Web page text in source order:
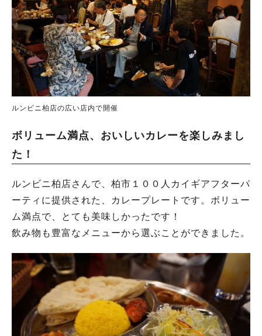
ルンビニ柏店の広い店内で開催
ボリューム満点、おいしいカレーを楽しみまし
た！
ルンビニ柏店さんで、柏市１００人カイギアフターパ
ーティに提供された、カレープレートです。ボリュー
ム満点で、とても美味しかったです！
飲み物も豊富なメニューから選ぶことができました。